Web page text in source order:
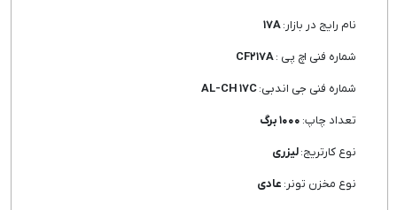
نام رایج در بازار:
شماره فنی اچ پی :
شماره فنی جی اندبی:
تعداد چاپ:
نوع کارتریج:لیزری
نوع مخزن تونر: عادی